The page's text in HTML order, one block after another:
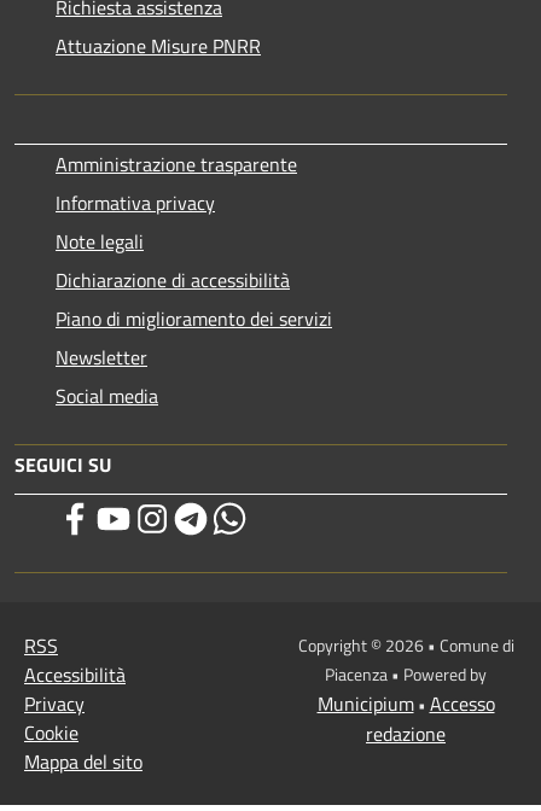
Richiesta assistenza
Attuazione Misure PNRR
Amministrazione trasparente
Informativa privacy
Note legali
Dichiarazione di accessibilità
Piano di miglioramento dei servizi
Newsletter
Social media
SEGUICI SU
RSS
Accessibilità
Privacy
Cookie
Mappa del sito
Copyright © 2026 • Comune di
Piacenza • Powered by
Municipium• Accesso
redazione